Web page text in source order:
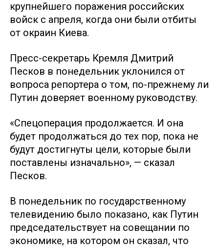
крупнейшего поражения российских
войск с апреля, когда они были отбиты
от окраин Киева.
Пресс-секретарь Кремля Дмитрий
Песков в понедельник уклонился от
вопроса репортера о том, по-прежнему ли
Путин доверяет военному руководству.
«Спецоперация продолжается. И она
будет продолжаться до тех пор, пока не
будут достигнуты цели, которые были
поставлены изначально», — сказал
Песков.
В понедельник по государственному
телевидению было показано, как Путин
председательствует на совещании по
экономике, на котором он сказал, что